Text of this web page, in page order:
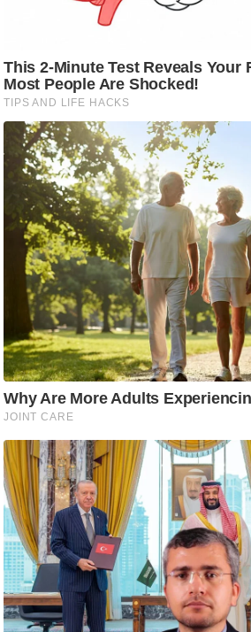
र
स
मी
क्षा
ध
र्म
ज्यो
ति
ष
प्र
भु
म
हि
मा
/
र्म
स्थ
ल
व्र
त
त्यो
हा
र